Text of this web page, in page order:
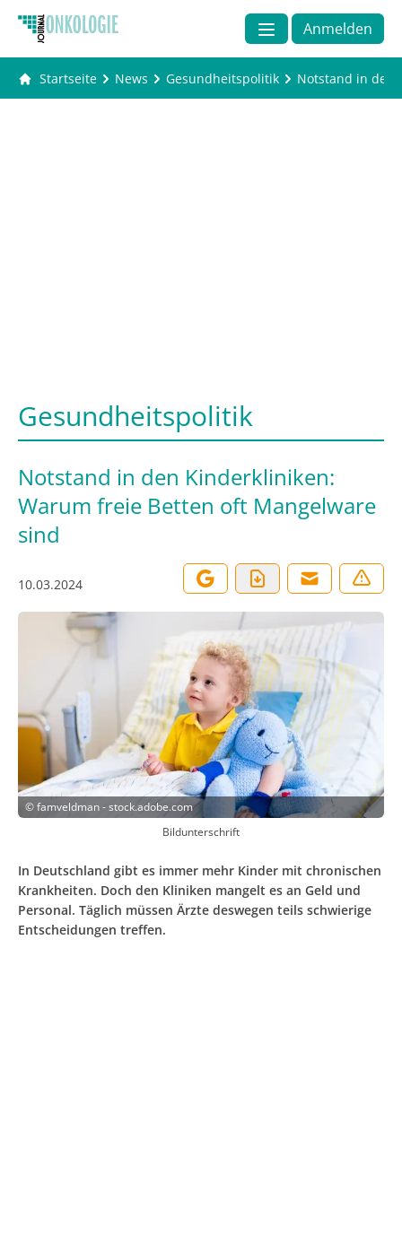
Anmelden
Startseite News Gesundheitspolitik Notstand in den
Gesundheitspolitik
Notstand in den Kinderkliniken:
Warum freie Betten oft Mangelware
sind
10.03.2024
©famveldman - stock.adobe.com
Bildunterschrift
In Deutschland gibt es immer mehr Kinder mit chronischen
Krankheiten. Doch den Kliniken mangelt es an Geld und
Personal. Täglich müssen Ärzte deswegen teils schwierige
Entscheidungen treffen.